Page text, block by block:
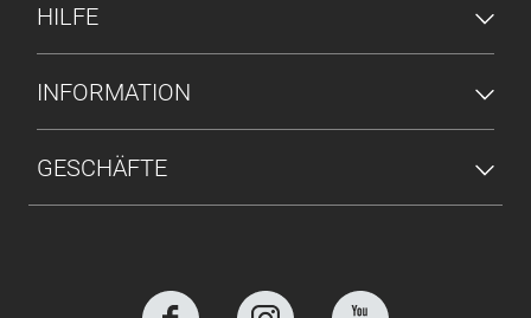
HILFE
INFORMATION
GESCHÄFTE